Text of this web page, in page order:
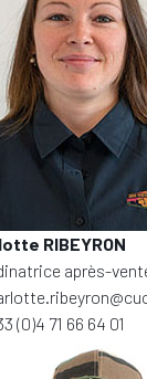
RIBEYRON
après-
(0)4 71 66 64 01